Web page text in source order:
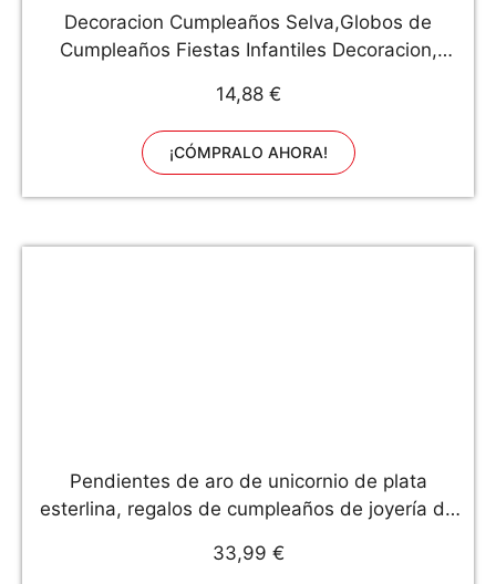
Decoracion Cumpleaños Selva,Globos de
Cumpleaños Fiestas Infantiles Decoracion,
Animales y Globos de latex Adorno Torta para
Niño Niña Baby Shower
14,88 €
¡CÓMPRALO AHORA!
Pendientes de aro de unicornio de plata
esterlina, regalos de cumpleaños de joyería de
33,99 €